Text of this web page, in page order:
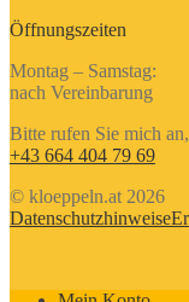
Öffnungszeiten
Montag – Samstag:
nach Vereinbarung
Bitte rufen Sie mich
+43 664 404 79 69
© kloeppeln.at 2026
Datenschutzhinweise